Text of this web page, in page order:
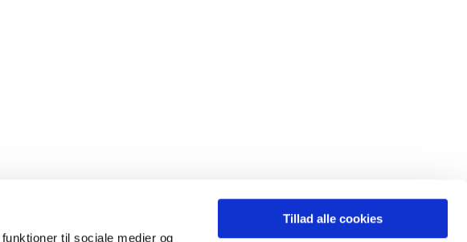
til sociale medier og
Tillad alle cookies